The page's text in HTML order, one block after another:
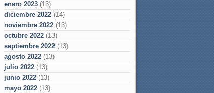
enero 2023 (13)
diciembre 2022 (14)
noviembre 2022 (13)
octubre 2022 (13)
septiembre 2022 (13)
agosto 2022 (13)
julio 2022 (13)
junio 2022 (13)
mayo 2022 (13)